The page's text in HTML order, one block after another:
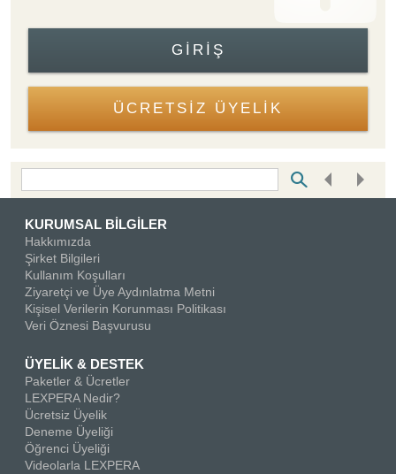
GIRIŞ
ÜCRETSİZ ÜYELİK
KURUMSAL BİLGİLER
Hakkımızda
Şirket Bilgileri
Kullanım Koşulları
Ziyaretçi ve Üye Aydınlatma Metni
Kişisel Verilerin Korunması Politikası
Veri Öznesi Başvurusu
ÜYELİK & DESTEK
Paketler & Ücretler
LEXPERA Nedir?
Ücretsiz Üyelik
Deneme Üyeliği
Öğrenci Üyeliği
Videolarla LEXPERA